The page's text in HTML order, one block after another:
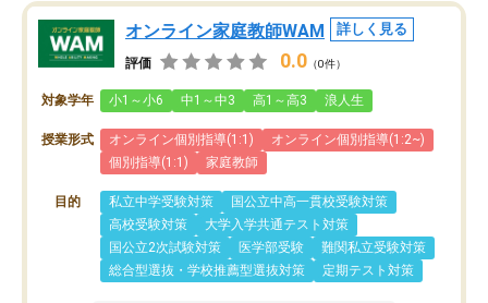
オンライン家庭教師WAM 詳しく見る
評価 0.0 （0件）
対象学年 小1～小6 中1～中3 高1～高3 浪人生
授業形式 オンライン個別指導(1:1)
オンライン個別指導(1:2~)
個別指導(1:1)
家庭教師
目的 私立中学受験対策
国公立中高一貫校受験対策
高校受験対策
大学入学共通テスト対策
国公立2次試験対策
医学部受験
難関私立受験対策
総合型選抜・学校推薦型選抜対策
定期テスト対策